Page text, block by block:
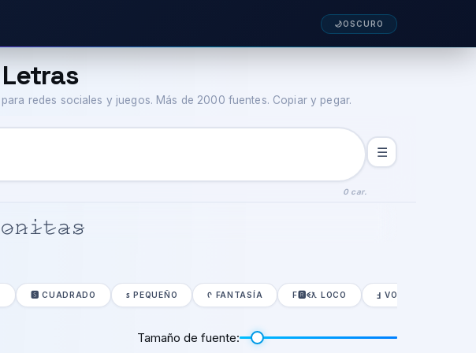
🌙OSCURO
redes sociales y juegos. Más de 2000 fuentes. Copiar y pegar.
0 car.
☰
🆂 CUADRADO ꜱ PEQUEÑO ᠻ FANTASÍA F🆁ꈼƛ LOCO Ⅎ VOLTEAR Y ESPEJO
Tamaño de fuente: